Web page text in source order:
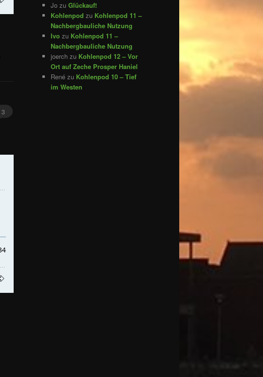
3
Jo zu Glückauf!
Kohlenpod zu Kohlenpod 11 –
Nachbergbauliche Nutzung
Ivo zu Kohlenpod 11 –
Nachbergbauliche Nutzung
joerch zu Kohlenpod 12 – Vor
Ort auf Zeche Prosper Haniel
René zu Kohlenpod 10 – Tief
im Westen